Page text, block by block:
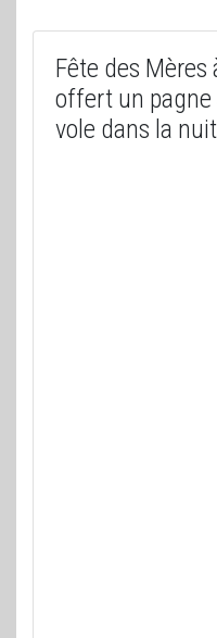
Fête des Mères
offert un pagne
vole dans la nuit